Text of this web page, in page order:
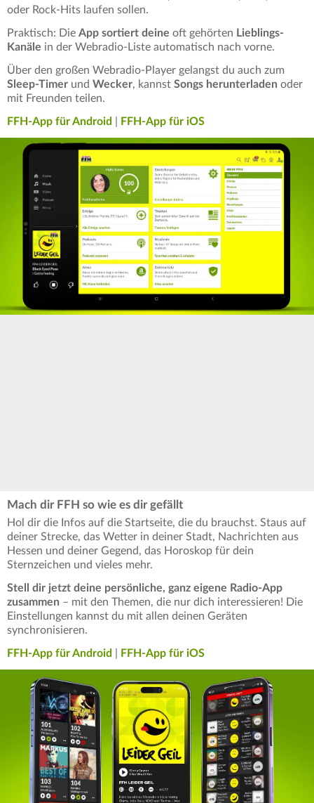
oder Rock-Hits laufen sollen.
Praktisch: Die App sortiert deine oft gehörten Lieblings-
Kanäle in der Webradio-Liste automatisch nach vorne.
Über den großen Webradio-Player gelangst du auch zum
Sleep-Timer und Wecker, kannst Songs herunterladen oder
mit Freunden teilen.
FFH-App für Android FFH-App für iOS
Mach dir FFH so wie es dir gefällt
Hol dir die Infos auf die Startseite, die du brauchst. Staus auf
deiner Strecke, das Wetter in deiner Stadt, Nachrichten aus
Hessen und deiner Gegend, das Horoskop für dein
Sternzeichen und vieles mehr.
Stell dir jetzt deine persönliche, ganz eigene Radio-App
zusammen – mit den Themen, die nur dich interessieren! Die
Einstellungen kannst du mit allen deinen Geräten
synchronisieren.
FFH-App für Android FFH-App für iOS